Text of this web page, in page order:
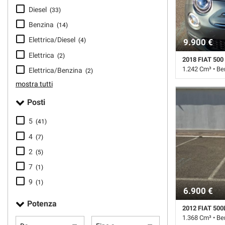
Diesel (33)
Benzina (14)
Elettrica/Diesel (4)
Elettrica (2)
Elettrica/Benzina (2)
mostra tutti
Posti
5 (41)
4 (7)
2 (5)
7 (1)
9 (1)
Potenza
9.900 €
2018 FIAT 500
1.242 Cm³ •
55.000 Km •
metallizzato •
• Airbag
Bluetooth •
Climatizzatore
ESP •
Specchietti
• Vivavoce •
6.900 €
2012 FIAT
1.368 Cm³ •
Cookie necessari
Cookie delle preferenze
Cookie per il miglioramento dell'esperienza utente
Cookie di marketing